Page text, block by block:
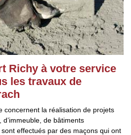
Richy à votre service
les travaux de
concernent la réalisation de projets
de bâtiments
effectués par des maçons qui ont